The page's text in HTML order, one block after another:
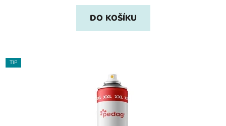
DO KOŠÍKU
TIP